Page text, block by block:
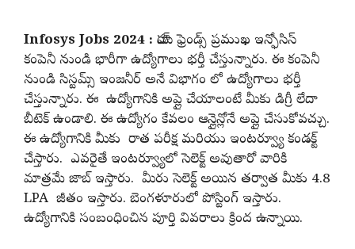
Infosys Jobs 2024 : హాయ్ ఫ్రెండ్స్ ప్రముఖ ఇన్ఫోసిస్
కంపెనీ నుండి భారీగా ఉద్యోగాలు భర్తీ చేస్తున్నారు. ఈ కంపెనీ
నుండి సిస్టమ్స్ ఇంజనీర్ అనే విభాగం లో ఉద్యోగాలు భర్తీ
చేస్తున్నారు. ఈ ఉద్యోగానికి అప్లై చేయాలంటే మీకు డిగ్రీ లేదా
బీటెక్ ఉండాలి. ఈ ఉద్యోగం కేవలం ఆన్లైన్లోనే అప్లై చేసుకోవచ్చు.
ఈ ఉద్యోగానికి మీకు రాత పరీక్ష మరియు ఇంటర్వ్యూ కండక్ట్
చేస్తారు. ఎవరైతే ఇంటర్వ్యూలో సెలెక్ట్ అవుతారో వారికి
మాత్రమే జాబ్ ఇస్తారు. మీరు సెలెక్ట్ అయిన తర్వాత మీకు 4.8
LPA జీతం ఇస్తారు. బెంగళూరులో పోస్టింగ్ ఇస్తారు.
ఉద్యోగానికి సంబంధించిన పూర్తి వివరాలు క్రింద ఉన్నాయి.